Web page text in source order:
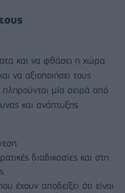
και να φθάσει η χώρα
να αξιοποιήσει τους
μία σειρά από
και ανάπτυξης
διαδικασίες και στη
έχουν αποδείξει ότι είναι